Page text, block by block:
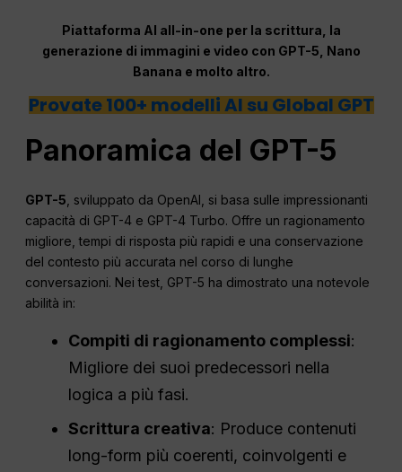
Piattaforma AI all-in-one per la scrittura, la
generazione di immagini e video con GPT-5, Nano
Banana e molto altro.
Provate 100+ modelli AI su Global GPT
Panoramica del GPT-5
GPT-5, sviluppato da OpenAI, si basa sulle impressionanti
capacità di GPT-4 e GPT-4 Turbo. Offre un ragionamento
migliore, tempi di risposta più rapidi e una conservazione
del contesto più accurata nel corso di lunghe
conversazioni. Nei test, GPT-5 ha dimostrato una notevole
abilità in:
Compiti di ragionamento complessi:
Migliore dei suoi predecessori nella
logica a più fasi.
Scrittura creativa: Produce contenuti
long-form più coerenti, coinvolgenti e